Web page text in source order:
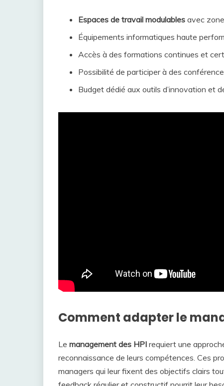
Espaces de travail modulables avec
Équipements informatiques haute
Accès à des formations continues et
Possibilité de participer à des
Budget dédié aux outils d’innovation et
Comment adapter le
Le management des HPI requiert une
reconnaissance de leurs compétences. Ces
managers qui leur fixent des objectifs clairs